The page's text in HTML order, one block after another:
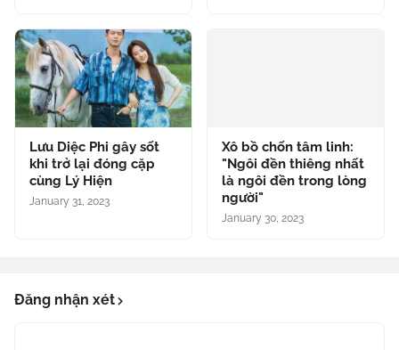
Lưu Diệc Phi gây sốt
khi trở lại đóng cặp
cùng Lý Hiện
January 31, 2023
Xô bồ chốn tâm linh:
"Ngôi đền thiêng nhất
là ngôi đền trong lòng
người"
January 30, 2023
Đăng nhận xét